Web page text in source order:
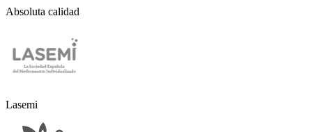
Absoluta calidad
Lasemi